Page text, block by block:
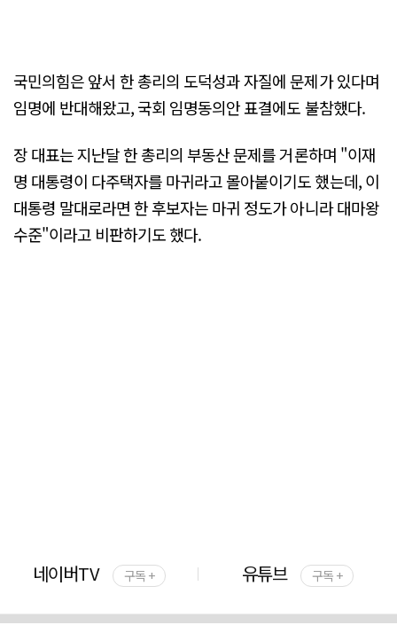
국민의힘은 앞서 한 총리의 도덕성과 자질에 문제가 있다며
임명에 반대해왔고, 국회 임명동의안 표결에도 불참했다.
장 대표는 지난달 한 총리의 부동산 문제를 거론하며 "이재
명 대통령이 다주택자를 마귀라고 몰아붙이기도 했는데, 이
대통령 말대로라면 한 후보자는 마귀 정도가 아니라 대마왕
수준"이라고 비판하기도 했다.
네이버TV 구독 + 유튜브 구독 +